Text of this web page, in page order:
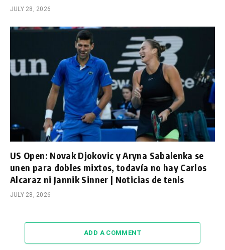
JULY 28, 2026
US Open: Novak Djokovic y Aryna Sabalenka se
unen para dobles mixtos, todavía no hay Carlos
Alcaraz ni Jannik Sinner | Noticias de tenis
JULY 28, 2026
ADD A COMMENT